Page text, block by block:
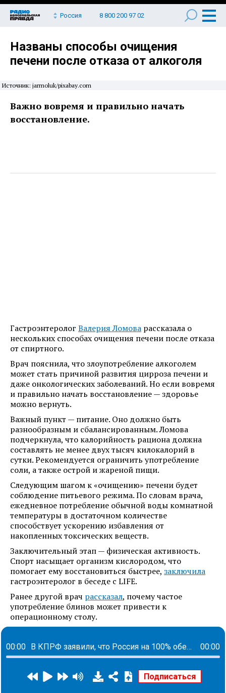
Россия 8 800 200 97 02
Названы способы очищения
печени после отказа от алкоголя
Источник: jarmoluk/pixabay.com
Важно вовремя и правильно начать
восстановление.
Гастроэнтеролог Валерия Ломова рассказала о
нескольких способах очищения печени после отказа
от спиртного.
Врач пояснила, что злоупотребление алкоголем
может стать причиной развития цирроза печени и
даже онкологических заболеваний. Но если вовремя
и правильно начать восстановление — здоровье
можно вернуть.
Важный пункт — питание. Оно должно быть
разнообразным и сбалансированным. Ломова
подчеркнула, что калорийность рациона должна
составлять не менее двух тысяч килокалорий в
сутки. Рекомендуется ограничить употребление
соли, а также острой и жареной пищи.
Следующим шагом к «очищению» печени будет
соблюдение питьевого режима. По словам врача,
ежедневное потребление обычной воды комнатной
температуры в достаточном количестве
способствует ускорению избавления от
накопленных токсических веществ.
Заключительный этап — физическая активность.
Спорт насыщает организм кислородом, что
помогает ему восстановиться быстрее, заключила
гастроэнтеролог в беседе с LIFE.
Ранее другой врач рассказал, почему частое
употребление блинов может привести к
операционному столу.
00:00 В КПРФ заявили, что Россия на 100% обеспечивает себя продовольствием 00:00